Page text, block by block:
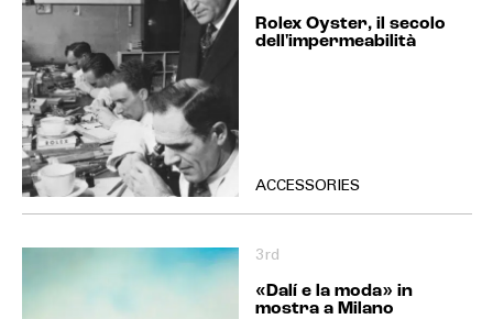
Rolex Oyster, il secolo
dell'impermeabilità
ACCESSORIES
3rd
«Dalí e la moda» in
mostra a Milano